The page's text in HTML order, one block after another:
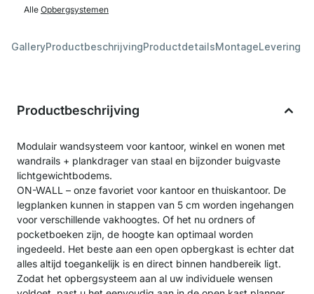
Alle Opbergsystemen
GalleryProductbeschrijvingProductdetailsMontageLevering
Productbeschrijving
Modulair wandsysteem voor kantoor, winkel en wonen met
wandrails + plankdrager van staal en bijzonder buigvaste
lichtgewichtbodems.
ON-WALL – onze favoriet voor kantoor en thuiskantoor. De
legplanken kunnen in stappen van 5 cm worden ingehangen
voor verschillende vakhoogtes. Of het nu ordners of
pocketboeken zijn, de hoogte kan optimaal worden
ingedeeld. Het beste aan een open opbergkast is echter dat
alles altijd toegankelijk is en direct binnen handbereik ligt.
Zodat het opbergsysteem aan al uw individuele wensen